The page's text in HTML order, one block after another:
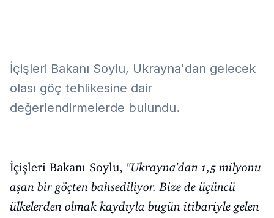
İçişleri Bakanı Soylu, Ukrayna'dan gelecek
olası göç tehlikesine dair
değerlendirmelerde bulundu.
İçişleri Bakanı Soylu, "Ukrayna'dan 1,5 milyonu
aşan bir göçten bahsediliyor. Bize de üçüncü
ülkelerden olmak kaydıyla bugün itibariyle gelen